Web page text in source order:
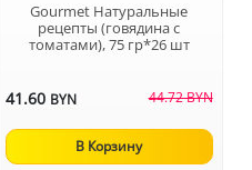
Gourmet Натуральные
рецепты (говядина с
томатами), 75 гр*26 шт
41.60 BYN 44.72 BYN
В Корзину